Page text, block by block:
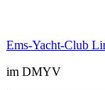
Ems-Yacht-Club
im DMYV